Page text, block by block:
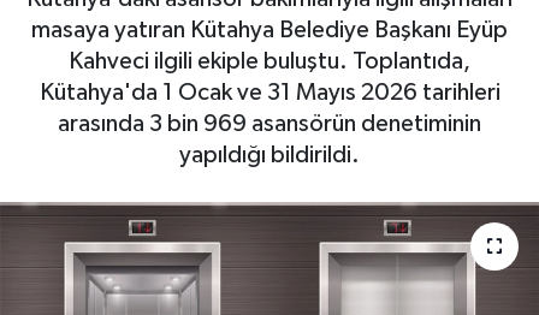
masaya yatıran Kütahya Belediye Başkanı Eyüp
Kahveci ilgili ekiple buluştu. Toplantıda,
Kütahya'da 1 Ocak ve 31 Mayıs 2026 tarihleri
arasında 3 bin 969 asansörün denetiminin
yapıldığı bildirildi.